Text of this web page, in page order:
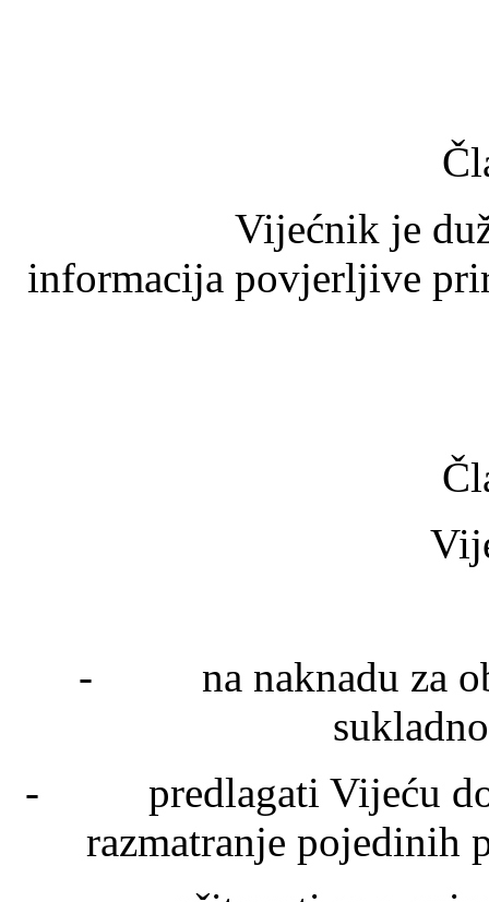
Vijećnik je dužan
informacija povjerljive
- na naknadu za
- predlagati Vijeću
razmatranje pojedinih